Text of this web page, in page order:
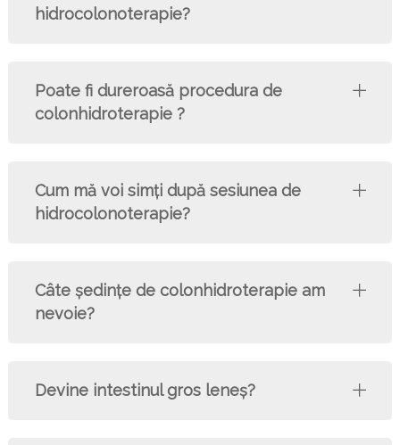
hidrocolonoterapie?
Poate fi dureroasă procedura de
colonhidroterapie ?
Cum mă voi simți după sesiunea de
hidrocolonoterapie?
Câte şedinţe de colonhidroterapie am
nevoie?
Devine intestinul gros leneş?